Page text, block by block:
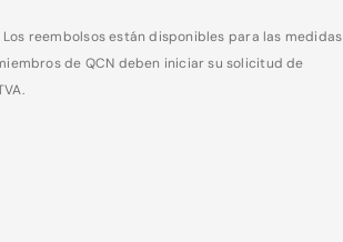
reembolsos están disponibles para las medidas
de QCN deben iniciar su solicitud de